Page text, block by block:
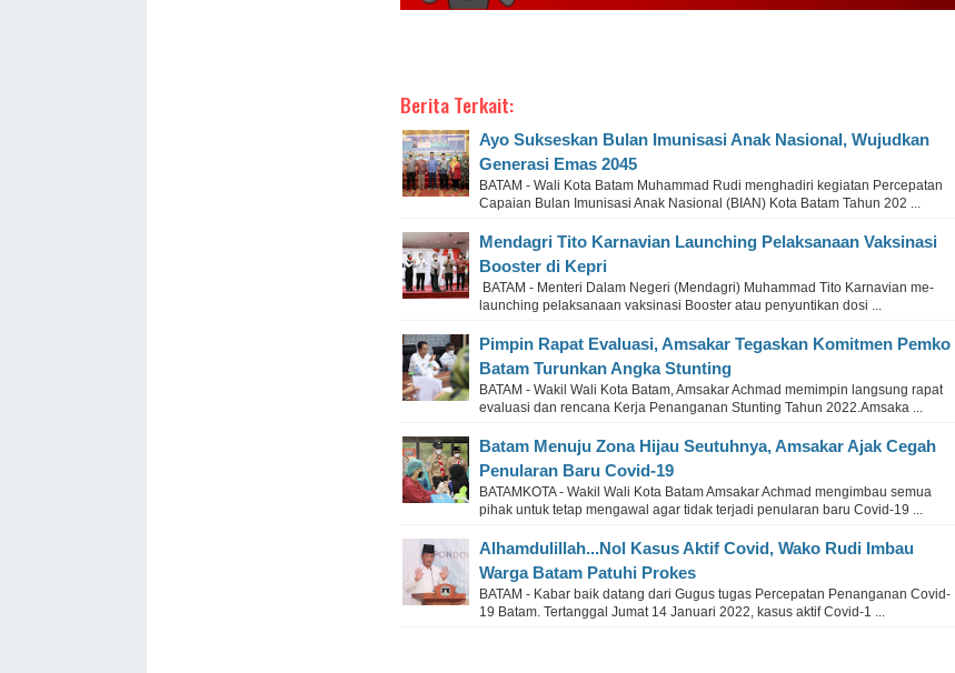
Berita Terkait:
Ayo Sukseskan Bulan Imunisasi Anak Nasional, Wujudkan
Generasi Emas 2045
BATAM - Wali Kota Batam Muhammad Rudi menghadiri kegiatan Percepatan
Capaian Bulan Imunisasi Anak Nasional (BIAN) Kota Batam Tahun 202 ...
Mendagri Tito Karnavian Launching Pelaksanaan Vaksinasi
Booster di Kepri
BATAM - Menteri Dalam Negeri (Mendagri) Muhammad Tito Karnavian me-
launching pelaksanaan vaksinasi Booster atau penyuntikan dosi ...
Pimpin Rapat Evaluasi, Amsakar Tegaskan Komitmen Pemko
Batam Turunkan Angka Stunting
BATAM - Wakil Wali Kota Batam, Amsakar Achmad memimpin langsung rapat
evaluasi dan rencana Kerja Penanganan Stunting Tahun 2022.Amsaka ...
Batam Menuju Zona Hijau Seutuhnya, Amsakar Ajak Cegah
Penularan Baru Covid-19
BATAMKOTA - Wakil Wali Kota Batam Amsakar Achmad mengimbau semua
pihak untuk tetap mengawal agar tidak terjadi penularan baru Covid-19 ...
Alhamdulillah...Nol Kasus Aktif Covid, Wako Rudi Imbau
Warga Batam Patuhi Prokes
BATAM - Kabar baik datang dari Gugus tugas Percepatan Penanganan Covid-
19 Batam. Tertanggal Jumat 14 Januari 2022, kasus aktif Covid-1 ...